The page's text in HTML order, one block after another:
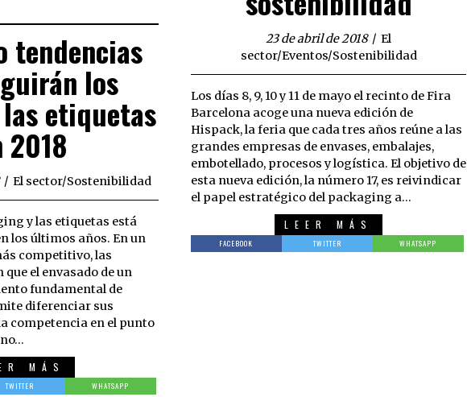
23 de abril de 2018
El
sector/Eventos/Sostenibilidad
Los días 8, 9, 10 y 11 de mayo el recinto de Fira
Barcelona acoge una nueva edición de
Hispack, la feria que cada tres años reúne a las
grandes empresas de envases, embalajes,
embotellado, procesos y logística. El objetivo de
esta nueva edición, la número 17, es reivindicar
el papel estratégico del packaging a…
LEER MÁS
FACEBOOK TWITTER WHATSAPP
tendencias
los
las etiquetas
2018
El sector/Sostenibilidad
y las etiquetas está
los últimos años. En un
competitivo, las
el envasado de un
fundamental de
diferenciar sus
competencia en el punto
MÁS
TWITTER WHATSAPP